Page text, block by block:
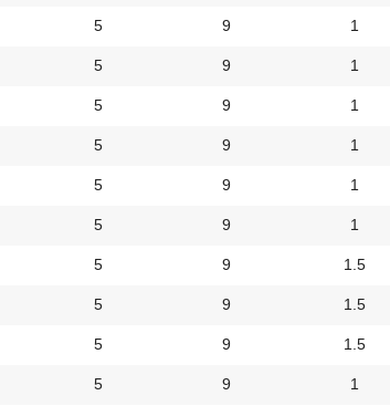
5 9 1
5 9 1
5 9 1
5 9 1
5 9 1
5 9 1
5 9 1.5
5 9 1.5
5 9 1.5
5 9 1